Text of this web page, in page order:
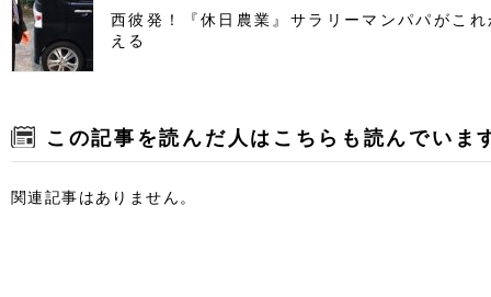
西彼発！『休日農業』サラリーマンパパがこ
える
この記事を読んだ人はこちらも読んでいま
関連記事はありません。